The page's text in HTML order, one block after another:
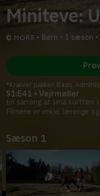
Miniteve:
• Børn • 1 sæson •
S1:E41 • Vejrmøller
En samling af små kortfilm
Filmene er enkle, lærerige
*Kræver pakken Basis.
Sæson 1